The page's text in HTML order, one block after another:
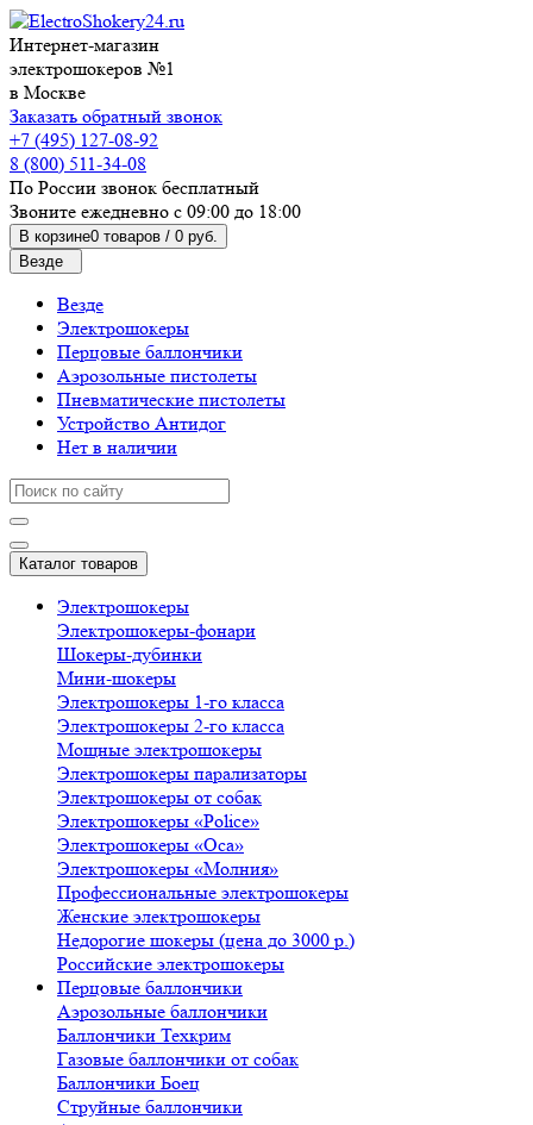
Интернет-магазин
электрошокеров №1
в Москве
Заказать обратный звонок
+7 (495) 127-08-92
8 (800) 511-34-08
По России звонок бесплатный
Звоните ежедневно с 09:00 до 18:00
В корзине0 товаров / 0 руб.
Везде
Везде
Электрошокеры
Перцовые баллончики
Аэрозольные пистолеты
Пневматические пистолеты
Устройство Антидог
Нет в наличии
Каталог товаров
Электрошокеры
Электрошокеры-фонари
Шокеры-дубинки
Мини-шокеры
Электрошокеры 1-го класса
Электрошокеры 2-го класса
Мощные электрошокеры
Электрошокеры парализаторы
Электрошокеры от собак
Электрошокеры «Police»
Электрошокеры «Оса»
Электрошокеры «Молния»
Профессиональные электрошокеры
Женские электрошокеры
Недорогие шокеры (цена до 3000 р.)
Российские электрошокеры
Перцовые баллончики
Аэрозольные баллончики
Баллончики Техкрим
Газовые баллончики от собак
Баллончики Боец
Cтруйные баллончики